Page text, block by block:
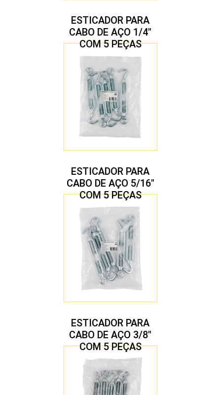
ESTICADOR PARA
CABO DE AÇO 1/4″
COM 5 PEÇAS
ESTICADOR PARA
CABO DE AÇO 5/16″
COM 5 PEÇAS
ESTICADOR PARA
CABO DE AÇO 3/8″
COM 5 PEÇAS